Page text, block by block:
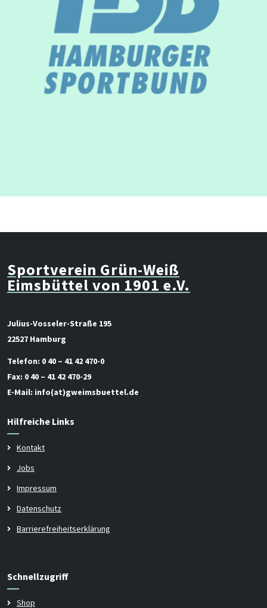
Sportverein Grün-Weiß
Eimsbüttel von 1901 e.V.
Julius-Vosseler-Straße 195
22527 Hamburg
Telefon: 0 40 – 41 42 470-0
Fax: 0 40 – 41 42 470-29
E-Mail: info(at)gweimsbuettel.de
Hilfreiche Links
Kontakt
Jobs
Impressum
Datenschutz
Barrierefreiheitserklärung
Schnellzugriff
Shop